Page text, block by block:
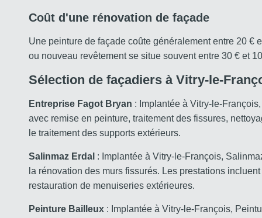
Coût d'une rénovation de façade
Une peinture de façade coûte généralement entre 20 €
ou nouveau revêtement se situe souvent entre 30 € et
Sélection de façadiers à Vitry-le-
Entreprise Fagot Bryan : Implantée à Vitry-le-
avec remise en peinture, traitement des fissures,
le traitement des supports extérieurs.
Salinmaz Erdal : Implantée à Vitry-le-François,
la rénovation des murs fissurés. Les prestations
restauration de menuiseries extérieures.
Peinture Bailleux : Implantée à Vitry-le-François,